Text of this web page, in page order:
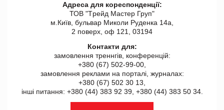
Адреса для кореспонденції:
ТОВ "Tрейд Мастер Груп"
м.Київ, бульвар Миколи Руденка 14а,
2 поверх, оф 121, 03194
Контакти для:
замовлення треннгів, конференцій:
+380 (67) 502-99-00,
замовлення реклами на порталі, журналах:
+380 (67) 502 30 13,
інші питання: +380 (44) 383 92 39, +380 (44) 383 50 34.